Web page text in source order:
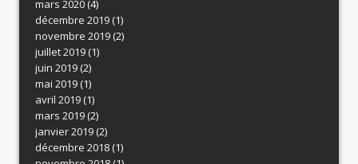
mars 2020(4)
décembre 2019(1)
novembre 2019(2)
juillet 2019(1)
juin 2019(2)
mai 2019(1)
avril 2019(1)
mars 2019(2)
janvier 2019(2)
décembre 2018(1)